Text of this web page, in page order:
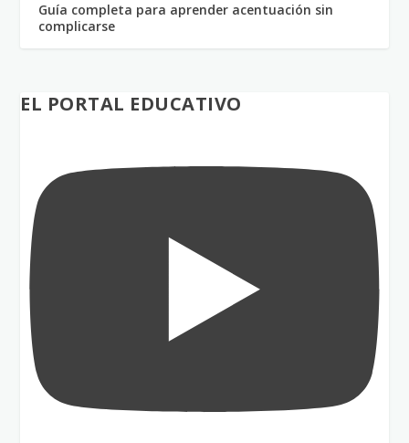
Guía completa para aprender acentuación sin
complicarse
EL PORTAL EDUCATIVO